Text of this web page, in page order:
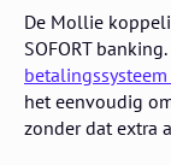
De Mollie
SOFORT
het eenvoudig
zonder dat extra